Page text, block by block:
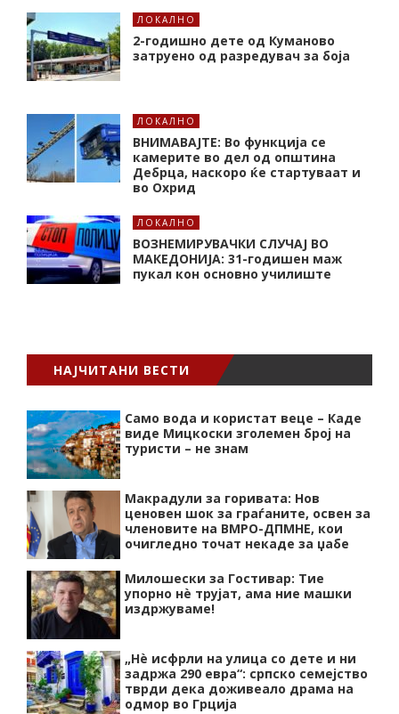
ЛОКАЛНО
2-годишно дете од Куманово
затруено од разредувач за боја
ЛОКАЛНО
ВНИМАВАЈТЕ: Во функција се
камерите во дел од општина
Дебрца, наскоро ќе стартуваат и
во Охрид
ЛОКАЛНО
ВОЗНЕМИРУВАЧКИ СЛУЧАЈ ВО
МАКЕДОНИЈА: 31-годишен маж
пукал кон основнo училиште
НАЈЧИТАНИ ВЕСТИ
Само вода и користат веце – Каде
виде Мицкоски зголемен број на
туристи – не знам
Макрадули за горивата: Нов
ценовен шок за граѓаните, освен за
членовите на ВМРО-ДПМНЕ, кои
очигледно точат некаде за џабе
Милошески за Гостивар: Тие
упорно нѐ трујат, ама ние машки
издржуваме!
„Нѐ исфрли на улица со дете и ни
задржа 290 евра“: српско семејство
тврди дека доживеало драма на
одмор во Грција